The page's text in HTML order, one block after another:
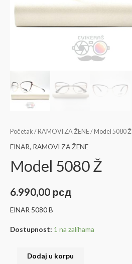
Početak / RAMOVI ZA ŽENE/ Model 5080 Ž
EINAR, RAMOVI ZA ŽENE
Model 5080 Ž
6.990,00 рсд
EINAR 5080 B
Dostupnost: 1 na zalihama
Dodaj u korpu